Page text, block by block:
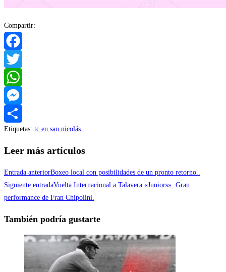
Compartir:
Facebook
Twitter
WhatsApp
Messenger
Compartir
Etiquetas: tc en san nicolás
Leer más artículos
Entrada anteriorBoxeo local con posibilidades de un pronto retorno..
Siguiente entradaVuelta Internacional a Talavera «Juniors»: Gran
performance de Fran Chipolini.
También podría gustarte